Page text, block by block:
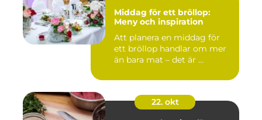
Middag för ett bröllop:
Meny och inspiration
Att planera en middag för
ett bröllop handlar om mer
än bara mat – det är ...
22. okt